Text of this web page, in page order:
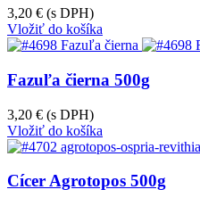
3,20 € (s DPH)
Vložiť do košíka
Fazuľa čierna 500g
3,20 € (s DPH)
Vložiť do košíka
Cícer Agrotopos 500g